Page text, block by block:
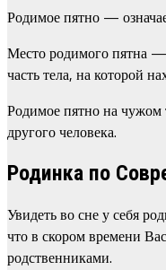
Родимое пятно —
Место родимого пятна
часть тела, на которой
Родимое пятно на чужом
другого человека.
Родинка по
Увидеть во сне у себя
что в скором времени
родственниками.